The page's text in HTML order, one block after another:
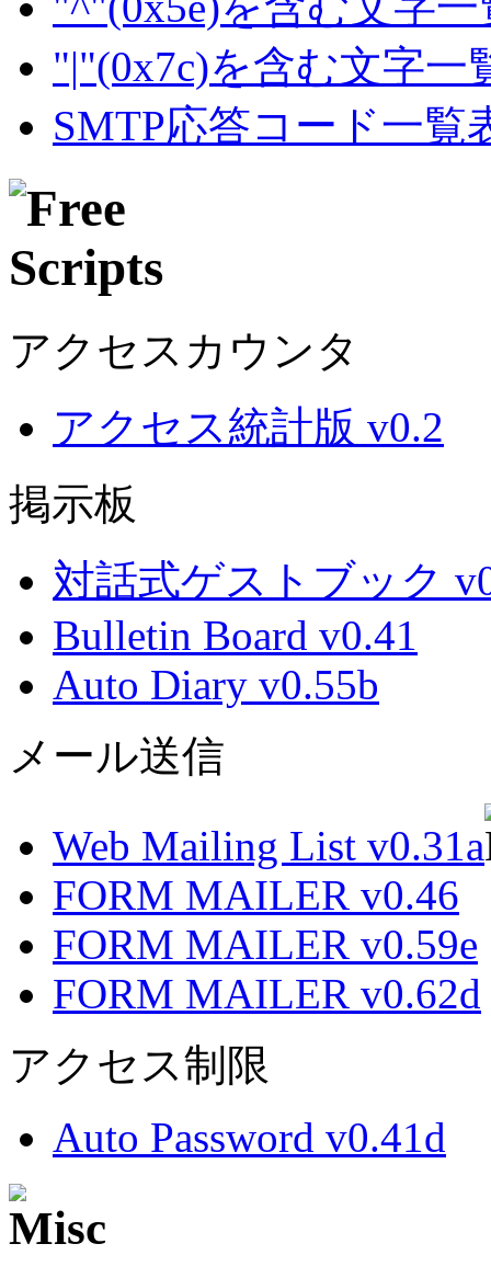
"|"(0x7c)を含む文字一
SMTP応答コード一覧
アクセスカウンタ
アクセス統計版 v0.2
掲示板
対話式ゲストブック
Bulletin Board v0.41
Auto Diary v0.55b
メール送信
Web Mailing List v0.31a
FORM MAILER v0.46
FORM MAILER v0.59e
FORM MAILER v0.62d
アクセス制限
Auto Password v0.41d